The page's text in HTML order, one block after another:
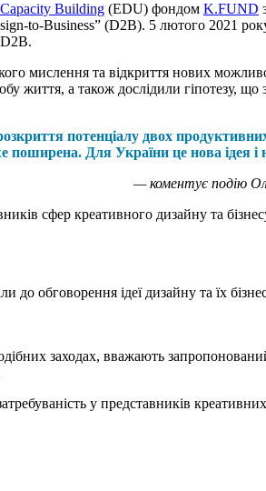
Building (EDU) фондом K.FUND
to-Business” (D2B). 5 лютого 2021
D2B.
мислення та відкриття нових
життя, а також дослідили гіпотезу,
потенціалу двох
Для України це нова ідея і
— коментує подію
сфер креативного дизайну та
до обговорення ідеї дизайну та їх
заходах, вважають
у представників